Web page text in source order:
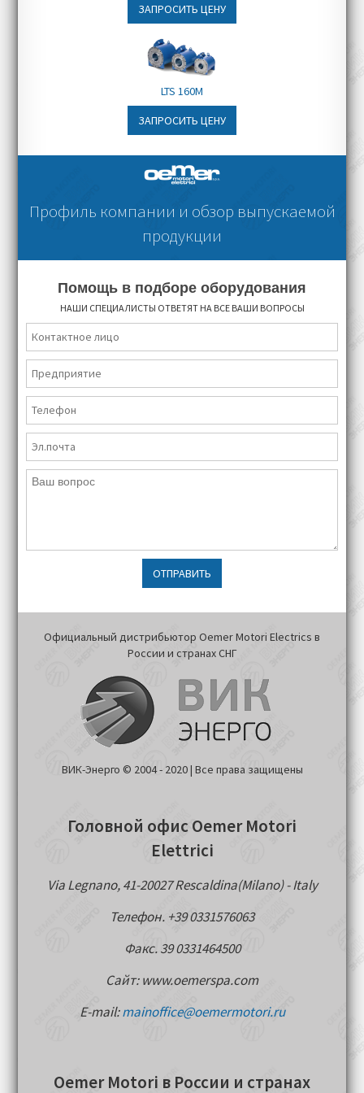
ЗАПРОСИТЬ ЦЕНУ
LTS 160M
ЗАПРОСИТЬ ЦЕНУ
Профиль компании и обзор выпускаемой
продукции
Помощь в подборе оборудования
НАШИ СПЕЦИАЛИСТЫ ОТВЕТЯТ НА ВСЕ ВАШИ ВОПРОСЫ
ОТПРАВИТЬ
Официальный дистрибьютор Oemer Motori Electrics в
России и странах СНГ
ВИК-Энерго © 2004 - 2020 | Все права защищены
Головной офис Oemer Motori
Elettrici
Via Legnano, 41-20027 Rescaldina(Milano) - Italy
Телефон. +39 0331576063
Факс. 39 0331464500
Сайт: www.oemerspa.com
E-mail:mainoffice@oemermotori.ru
Oemer Motori в России и странах